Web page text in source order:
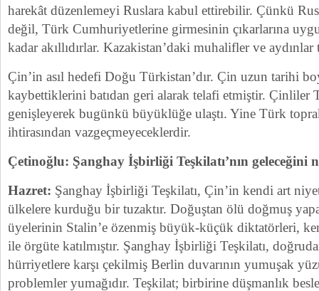
harekât düzenlemeyi Ruslara kabul ettirebilir. Çünkü
değil, Türk Cumhuriyetlerine girmesinin çıkarlarına
kadar akıllıdırlar. Kazakistan’daki muhalifler ve
Çin’in asıl hedefi Doğu Türkistan’dır. Çin uzun tarihi
kaybettiklerini batıdan geri alarak telafi etmiştir. Çinliler
genişleyerek bugünkü büyüklüğe ulaştı. Yine Türk
ihtirasından vazgeçmeyeceklerdir.
Çetinoğlu: Şanghay İşbirliği Teşkilatı’nın geleceğini
Hazret: Şanghay İşbirliği Teşkilatı, Çin’in kendi art
ülkelere kurduğu bir tuzaktır. Doğuştan ölü doğmuş
üyelerinin Stalin’e özenmiş büyük-küçük diktatörleri,
ile örgüte katılmıştır. Şanghay İşbirliği Teşkilatı,
hürriyetlere karşı çekilmiş Berlin duvarının yumuşak
problemler yumağıdır. Teşkilat; birbirine düşmanlık